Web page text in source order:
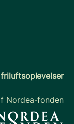
Nordea-fonden